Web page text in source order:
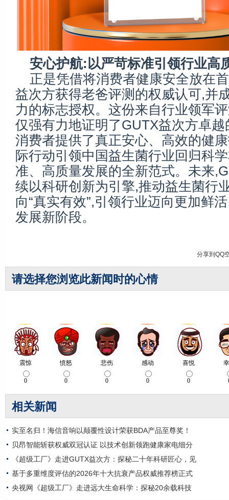
安心护航:以严苛标准引领行业高
正是凭借将消费者健康安全放在
益次方获得老爸评测的权威认可,并
力的标志授权。这份来自行业领军
仅强有力地证明了GUTX益次方卓
消费者提供了真正安心、高效的健
际行动引领中国益生菌行业回归科
准、高质量发展的全新范式。未来
续以科研创新为引擎,推动益生菌行
向“真实有效”,引领行业迈向更加鲜
发展新阶段。
分享到 QQ
请选择您浏览此新闻时的心情
相关新闻
实至名归！海信音响以颠覆性设计荣获BDA产品至尊奖！
贝昂智能斩获权威双冠认证 以技术创新领跑健康家电细分
《超级工厂》走进GUTX益次方：探秘二十年科研匠心，见
基于多重维度评估的2026年十大抗衰产品权威推荐榜正式
央视网《超级工厂》走进远大生命科学：探秘20余载科技